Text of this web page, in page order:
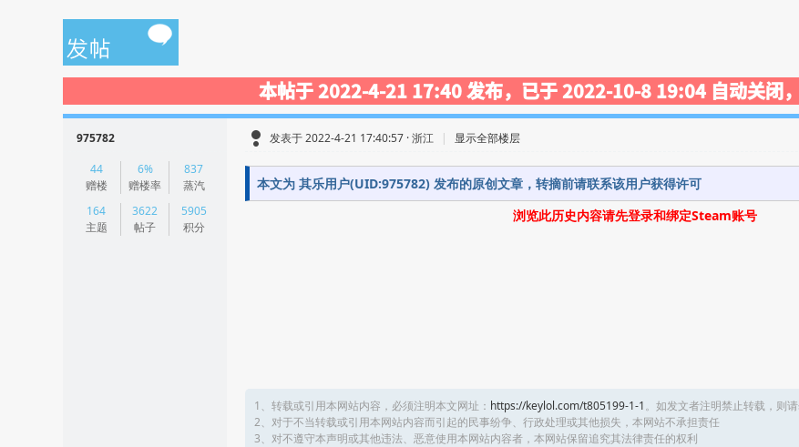
本帖于 2022-4-21 17:40 发布，已于 2022-10-8 19:04 自动关闭，
975782
44
赠楼
6%
赠楼率
837
蒸汽
164
主题
3622
帖子
5905
积分
发表于 2022-4-21 17:40:57 · 浙江 |
显示全部楼层
阅读模式
本文为 其乐用户(UID:975782) 发布的原创文章，转摘前请联系该用户获得许可
浏览此历史内容请先登录和绑定Steam账号
1、转载或引用本网站内容，必须注明本文网址： https://keylol.com/t805199-1-1。如发文者注明禁止转载，则
2、对于不当转载或引用本网站内容而引起的民事纷争、行政处理或其他损失，本网站不承担责任
3、对不遵守本声明或其他违法、恶意使用本网站内容者，本网站保留追究其法律责任的权利